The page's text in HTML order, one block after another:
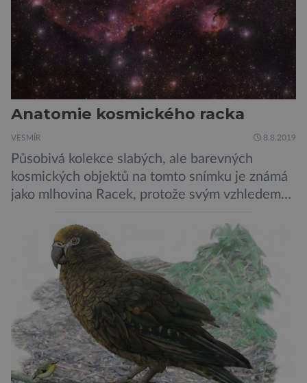
Anatomie kosmického racka
VESMÍR 8.8.2019
Působivá kolekce slabých, ale barevných
kosmických objektů na tomto snímku je známá
jako mlhovina Racek, protože svým vzhledem
prachu, vodíku, hélia a malého množství těžších
chemických prvků. Celá oblast je místem zrodu
nových hvězd. Mimořádné rozlišení tohoto
záběru pořízeného pomocí přehlídkového
teleskopu ESO/VST odhaluje detaily
jednotlivých astronomických objektů, […]